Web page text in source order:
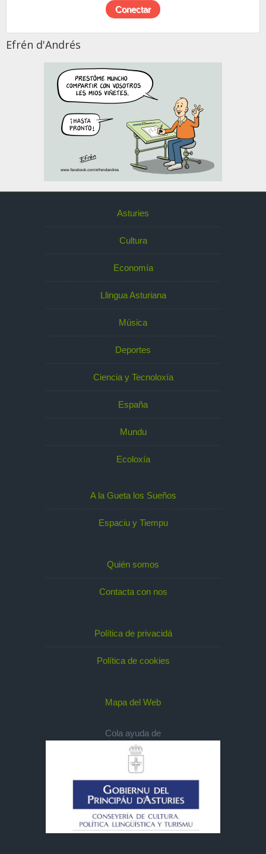
Efrén d'Andrés
Asturies
Cultura
Economía
Llingua Asturiana
Música
Deportes
Ciencia y Tecnoloxía
España
Mundu
Ecoloxía
A la Gueta los Sueños
Espaciu y Tiempu
Quién somos
Contacta con nos
Política de privacidá
Política de cookies
Mapa del Web
Cola ayuda de